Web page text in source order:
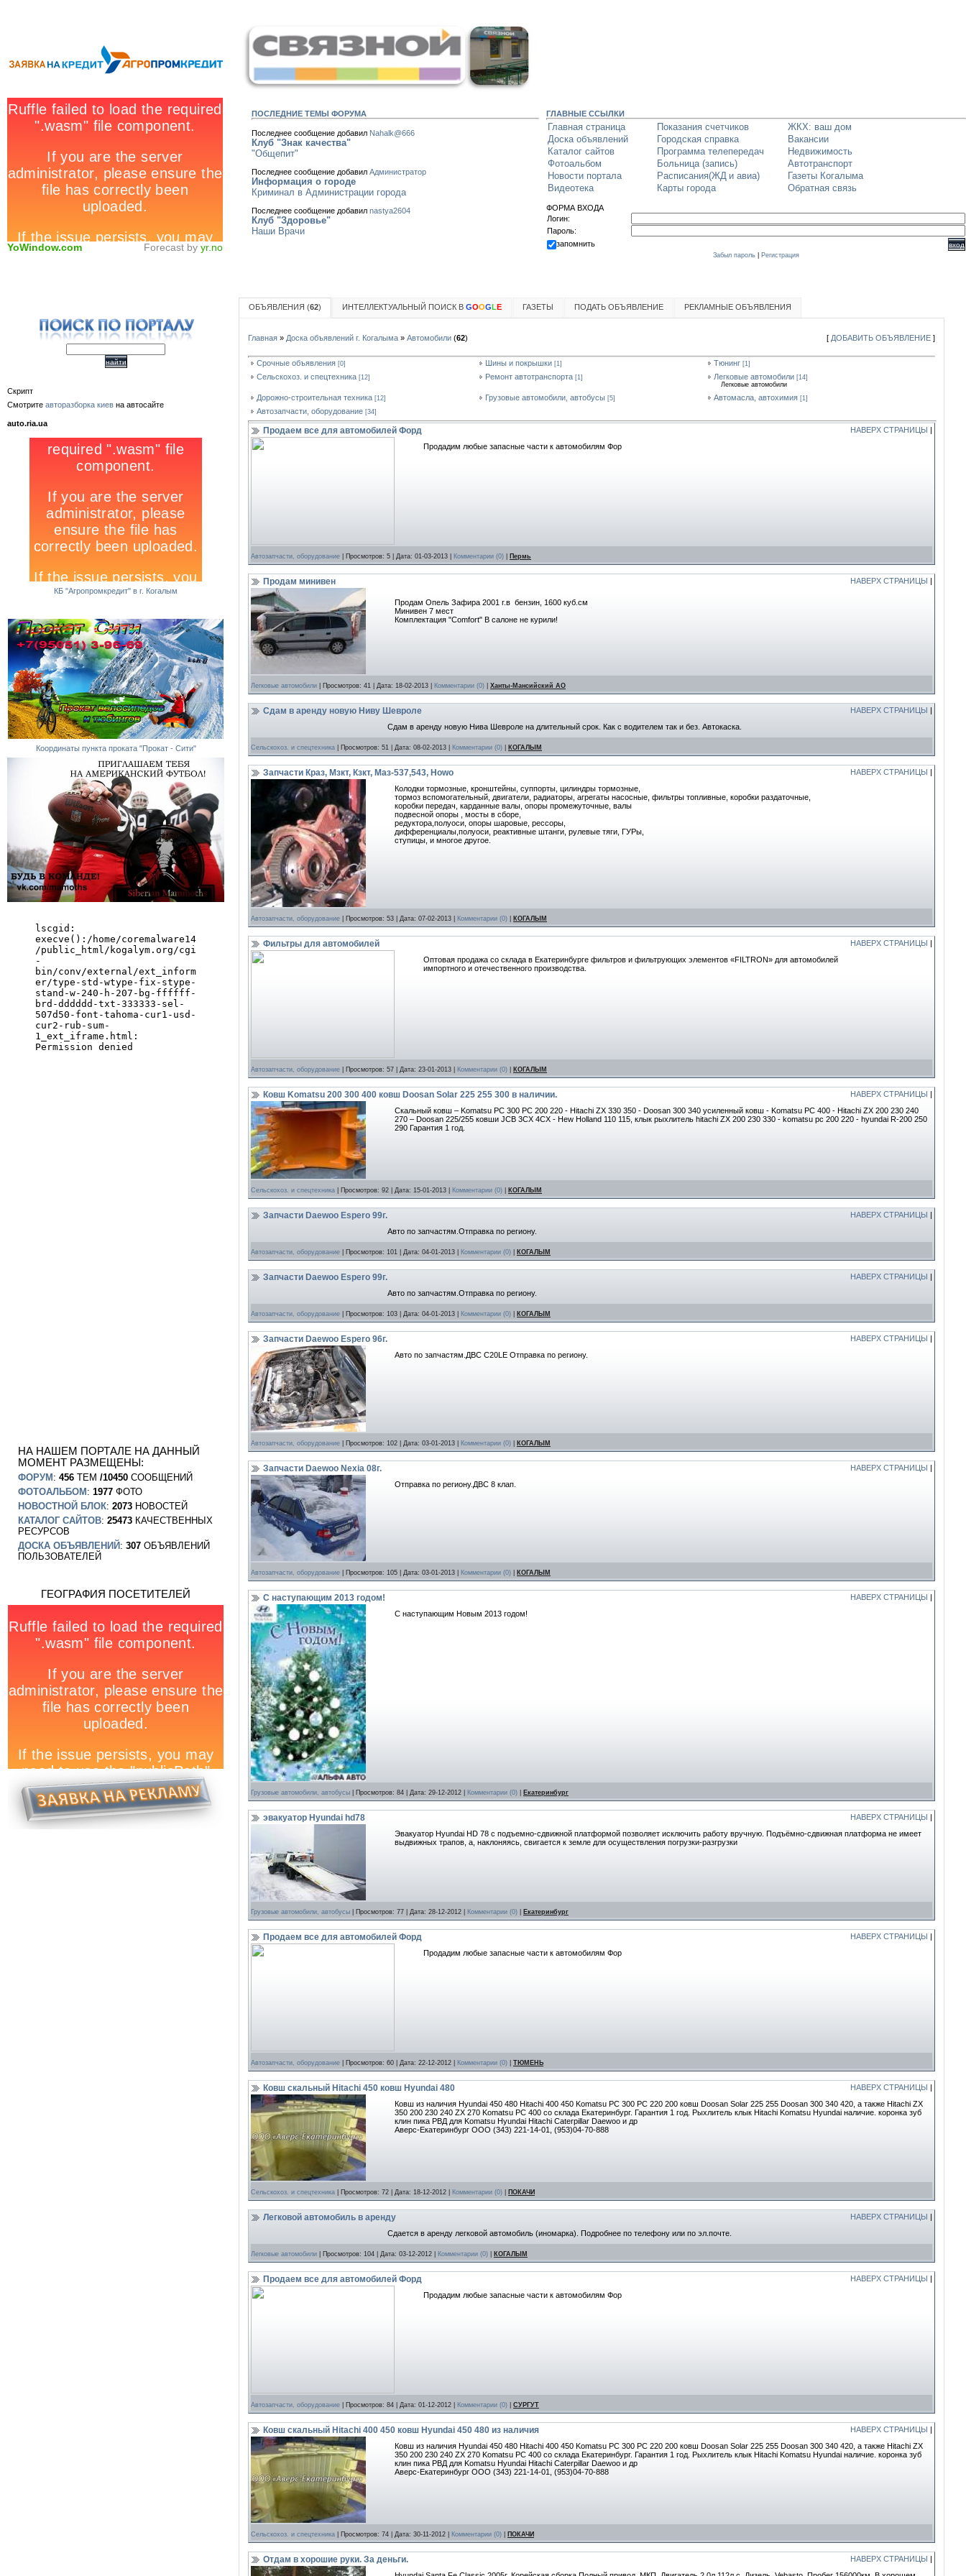
YoWindow.com Forecast by yr.no
ПОСЛЕДНИЕ ТЕМЫ ФОРУМА
Последнее сообщение добавил Nahalk@666
Клуб "Знак качества"
"Общепит"
Последнее сообщение добавил Администратор
Информация о городе
Криминал в Администрации города
Последнее сообщение добавил nastya2604
Клуб "Здоровье"
Наши Врачи
ГЛАВНЫЕ ССЫЛКИ
Главная страница Показания счетчиков
ЖКХ: ваш дом
Доска объявлений
Городская справка
Вакансии
Каталог сайтов
Программа телепередач
Недвижимость
Фотоальбом
Больница (запись)
Автотранспорт
Новости портала
Расписания(ЖД и авиа)
Газеты Когалыма
Видеотека
Карты города Обратная связь
ФОРМА ВХОДА
Логин:
Пароль:
запомнить
Забыл пароль Регистрация
Скрипт
Смотрите авторазборка киев на автосайте
auto.ria.ua
КБ "Агропромкредит" в г. Когалым
Координаты пункта проката "Прокат - Сити"
НА НАШЕМ ПОРТАЛЕ НА ДАННЫЙ
МОМЕНТ РАЗМЕЩЕНЫ:
ФОРУМ : 456 ТЕМ /10450 СООБЩЕНИЙ
ФОТОАЛЬБОМ : 1977 ФОТО
НОВОСТНОЙ БЛОК: 2073 НОВОСТЕЙ
КАТАЛОГ САЙТОВ: 25473 КАЧЕСТВЕННЫХ
РЕСУРСОВ
ДОСКА ОБЪЯВЛЕНИЙ : 307 ОБЪЯВЛЕНИЙ
ПОЛЬЗОВАТЕЛЕЙ
ГЕОГРАФИЯ ПОСЕТИТЕЛЕЙ
ОБЪЯВЛЕНИЯ (62) ИНТЕЛЛЕКТУАЛЬНЫЙ ПОИСК В GOOGLE ГАЗЕТЫ ПОДАТЬ ОБЪЯВЛЕНИЕ РЕКЛАМНЫЕ ОБЪЯВЛЕНИЯ
Главная » Доска объявлений г. Когалыма » Автомобили (62) [ ДОБАВИТЬ ОБЪЯВЛЕНИЕ ]
Срочные объявления [0] Шины и покрышки [1] Тюнинг [1]
Сельскохоз. и спецтехника [12] Ремонт автотранспорта [1] Легковые автомобили [14]
Легковые автомобили
Дорожно-строительная техника [12] Грузовые автомобили, автобусы [5] Автомасла, автохимия [1]
Автозапчасти, оборудование [34]
НАВЕРХ СТРАНИЦЫ |
Продаем все для автомобилей Форд
Продадим любые запасные части к автомобилям Фор
Автозапчасти, оборудование | Просмотров: 5 | Дата: 01-03-2013 Комментарии (0) Пермь
НАВЕРХ СТРАНИЦЫ |
Продам минивен
Продам Опель Зафира 2001 г.в бензин, 1600 куб.см
Минивен 7 мест
Комплектация "Comfort" В салоне не курили!
Легковые автомобили | Просмотров: 41 | Дата: 18-02-2013 Комментарии (0) Ханты-Мансийский АО
НАВЕРХ СТРАНИЦЫ |
Сдам в аренду новую Ниву Шевроле
Сдам в аренду новую Нива Шевроле на длительный срок. Как с водителем так и без. Автокаска.
Сельскохоз. и спецтехника | Просмотров: 51 | Дата: 08-02-2013 Комментарии (0) КОГАЛЫМ
НАВЕРХ СТРАНИЦЫ |
Запчасти Краз, Мзкт, Кзкт, Маз-537,543, Howo
Колодки тормозные, кронштейны, суппорты, цилиндры тормозные,
тормоз вспомогательный, двигатели, радиаторы, агрегаты насосные, фильтры топливные, коробки раздаточные,
коробки передач, карданные валы, опоры промежуточные, валы
подвесной опоры , мосты в сборе,
редуктора,полуоси, опоры шаровые, рессоры,
дифференциалы,полуоси, реактивные штанги, рулевые тяги, ГУРы,
ступицы, и многое другое.
Автозапчасти, оборудование | Просмотров: 53 | Дата: 07-02-2013 Комментарии (0) КОГАЛЫМ
НАВЕРХ СТРАНИЦЫ |
Фильтры для автомобилей
Оптовая продажа со склада в Екатеринбурге фильтров и фильтрующих элементов «FILTRON» для автомобилей
импортного и отечественного производства.
Автозапчасти, оборудование | Просмотров: 57 | Дата: 23-01-2013 Комментарии (0) КОГАЛЫМ
НАВЕРХ СТРАНИЦЫ |
Ковш Komatsu 200 300 400 ковш Doosan Solar 225 255 300 в наличии.
Скальный ковш – Komatsu PC 300 PC 200 220 - Hitachi ZX 330 350 - Doosan 300 340 усиленный ковш - Komatsu PC 400 - Hitachi ZX 200 230 240
270 – Doosan 225/255 ковши JCB 3CX 4CX - Hew Holland 110 115, клык рыхлитель hitachi ZX 200 230 330 - komatsu pc 200 220 - hyundai R-200 250
290 Гарантия 1 год.
Сельскохоз. и спецтехника | Просмотров: 92 | Дата: 15-01-2013 Комментарии (0) КОГАЛЫМ
НАВЕРХ СТРАНИЦЫ |
Запчасти Daewoo Espero 99г.
Авто по запчастям.Отправка по региону.
Автозапчасти, оборудование | Просмотров: 101 | Дата: 04-01-2013 Комментарии (0) КОГАЛЫМ
НАВЕРХ СТРАНИЦЫ |
Запчасти Daewoo Espero 99г.
Авто по запчастям.Отправка по региону.
Автозапчасти, оборудование | Просмотров: 103 | Дата: 04-01-2013 Комментарии (0) КОГАЛЫМ
НАВЕРХ СТРАНИЦЫ |
Запчасти Daewoo Espero 96г.
Авто по запчастям.ДВС C20LE Отправка по региону.
Автозапчасти, оборудование | Просмотров: 102 | Дата: 03-01-2013 Комментарии (0) КОГАЛЫМ
НАВЕРХ СТРАНИЦЫ |
Запчасти Daewoo Nexia 08г.
Отправка по региону.ДВС 8 клап.
Автозапчасти, оборудование | Просмотров: 105 | Дата: 03-01-2013 Комментарии (0) КОГАЛЫМ
НАВЕРХ СТРАНИЦЫ |
С наступающим 2013 годом!
С наступающим Новым 2013 годом!
Грузовые автомобили, автобусы | Просмотров: 84 | Дата: 29-12-2012 Комментарии (0) Екатеринбург
НАВЕРХ СТРАНИЦЫ |
эвакуатор Hyundai hd78
Эвакуатор Hyundai HD 78 с подъемно-сдвижной платформой позволяет исключить работу вручную. Подъёмно-сдвижная платформа не имеет
выдвижных трапов, а, наклоняясь, свигается к земле для осуществления погрузки-разгрузки
Грузовые автомобили, автобусы | Просмотров: 77 | Дата: 28-12-2012 Комментарии (0) Екатеринбург
НАВЕРХ СТРАНИЦЫ |
Продаем все для автомобилей Форд
Продадим любые запасные части к автомобилям Фор
Автозапчасти, оборудование | Просмотров: 60 | Дата: 22-12-2012 Комментарии (0) ТЮМЕНЬ
НАВЕРХ СТРАНИЦЫ |
Ковш скальный Hitachi 450 ковш Hyundai 480
Ковш из наличия Hyundai 450 480 Hitachi 400 450 Komatsu PC 300 PC 220 200 ковш Doosan Solar 225 255 Doosan 300 340 420, а также Hitachi ZX
350 200 230 240 ZX 270 Komatsu PC 400 со склада Екатеринбург. Гарантия 1 год. Рыхлитель клык Hitachi Komatsu Hyundai наличие. коронка зуб
клин пика РВД для Komatsu Hyundai Hitachi Caterpillar Daewoo и др
Аверс-Екатеринбург ООО (343) 221-14-01, (953)04-70-888
Сельскохоз. и спецтехника | Просмотров: 72 | Дата: 18-12-2012 Комментарии (0) ПОКАЧИ
НАВЕРХ СТРАНИЦЫ |
Легковой автомобиль в аренду
Сдается в аренду легковой автомобиль (иномарка). Подробнее по телефону или по эл.почте.
Легковые автомобили | Просмотров: 104 | Дата: 03-12-2012 Комментарии (0) КОГАЛЫМ
НАВЕРХ СТРАНИЦЫ |
Продаем все для автомобилей Форд
Продадим любые запасные части к автомобилям Фор
Автозапчасти, оборудование | Просмотров: 84 | Дата: 01-12-2012 Комментарии (0) СУРГУТ
НАВЕРХ СТРАНИЦЫ |
Ковш скальный Hitachi 400 450 ковш Hyundai 450 480 из наличия
Ковш из наличия Hyundai 450 480 Hitachi 400 450 Komatsu PC 300 PC 220 200 ковш Doosan Solar 225 255 Doosan 300 340 420, а также Hitachi ZX
350 200 230 240 ZX 270 Komatsu PC 400 со склада Екатеринбург. Гарантия 1 год. Рыхлитель клык Hitachi Komatsu Hyundai наличие. коронка зуб
клин пика РВД для Komatsu Hyundai Hitachi Caterpillar Daewoo и др
Аверс-Екатеринбург ООО (343) 221-14-01, (953)04-70-888
Сельскохоз. и спецтехника | Просмотров: 74 | Дата: 30-11-2012 Комментарии (0) ПОКАЧИ
НАВЕРХ СТРАНИЦЫ |
Отдам в хорошие руки. За деньги.